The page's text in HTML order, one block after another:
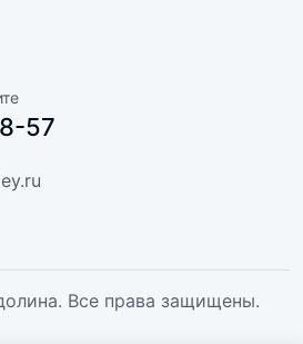
57
Все права защищены.